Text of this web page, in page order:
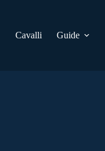
Cavalli Guide